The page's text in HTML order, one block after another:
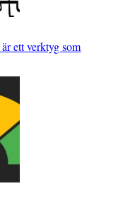
är ett verktyg som